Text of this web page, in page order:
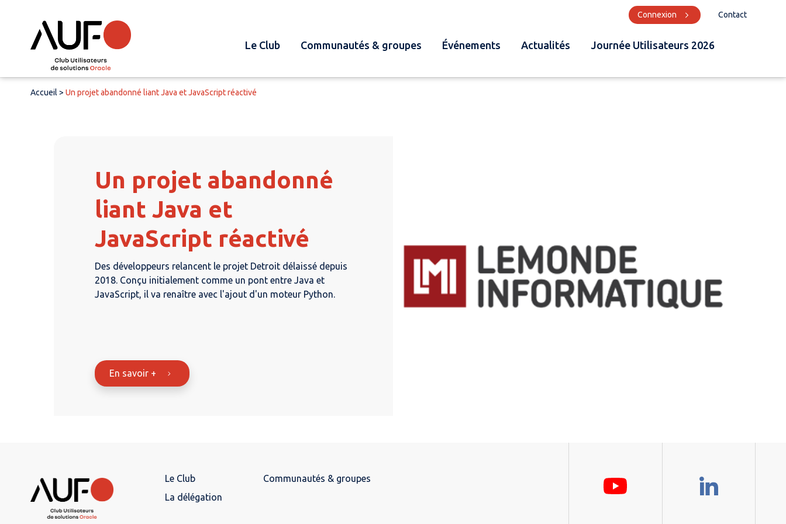
Le Club Communautés & groupes Événements Actualités Journée Utilisateurs 2026
Connexion Contact
Accueil > Un projet abandonné liant Java et JavaScript réactivé
Un projet abandonné
liant Java et
JavaScript réactivé
Des développeurs relancent le projet Detroit délaissé depuis
2018. Conçu initialement comme un pont entre Java et
JavaScript, il va renaître avec l'ajout d'un moteur Python.
En savoir +
Le Club
La délégation
Communautés & groupes